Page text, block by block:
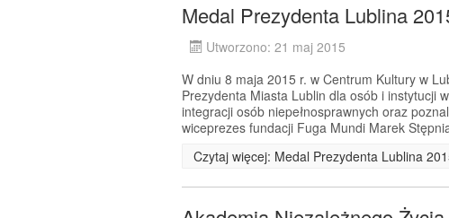
Medal Prezydenta Lublina
Utworzono: 21 maj 2015
W dniu 8 maja 2015 r. w Centrum Kultury w
Prezydenta Miasta Lublin dla osób i instytucji
integracji osób niepełnosprawnych oraz
wiceprezes fundacji Fuga Mundi Marek
Czytaj więcej: Medal Prezydenta Lublina